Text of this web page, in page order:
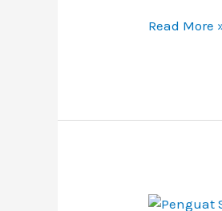
Read More
Penguat